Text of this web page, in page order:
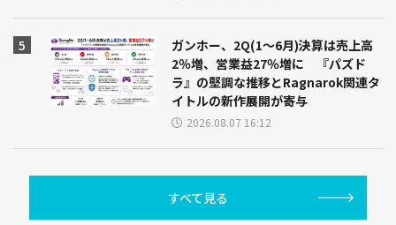
ガンホー、2Q(1～6月)決算は売上高
2％増、営業益27％増に 『パズド
ラ』の堅調な推移とRagnarok関連タ
イトルの新作展開が寄与
2026.08.07 16:12
すべて見る